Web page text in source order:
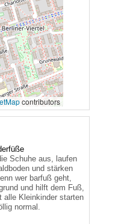
contributors
Schuhe aus, laufen
und stärken
wer barfuß geht,
und hilft dem Fuß,
alle Kleinkinder starten
normal.